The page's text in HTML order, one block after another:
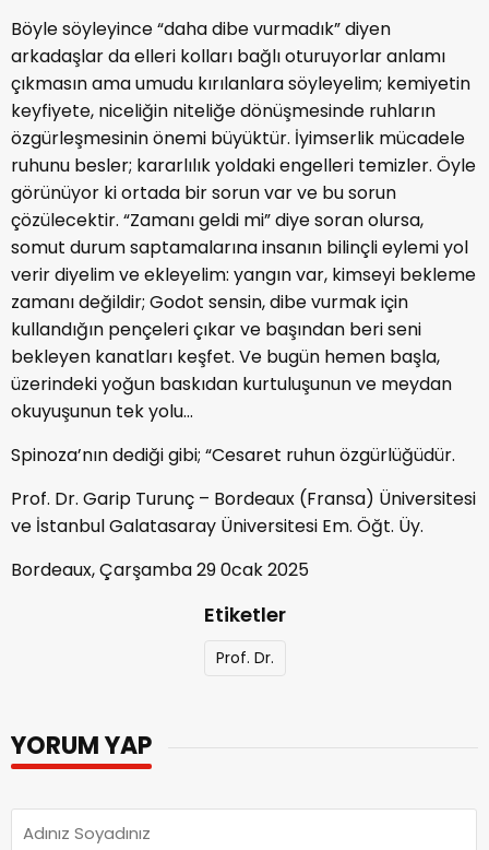
Böyle söyleyince “daha dibe vurmadık” diyen
arkadaşlar da elleri kolları bağlı oturuyorlar anlamı
çıkmasın ama umudu kırılanlara söyleyelim; kemiyetin
keyfiyete, niceliğin niteliğe dönüşmesinde ruhların
özgürleşmesinin önemi büyüktür. İyimserlik mücadele
ruhunu besler; kararlılık yoldaki engelleri temizler. Öyle
görünüyor ki ortada bir sorun var ve bu sorun
çözülecektir. “Zamanı geldi mi” diye soran olursa,
somut durum saptamalarına insanın bilinçli eylemi yol
verir diyelim ve ekleyelim: yangın var, kimseyi bekleme
zamanı değildir; Godot sensin, dibe vurmak için
kullandığın pençeleri çıkar ve başından beri seni
bekleyen kanatları keşfet. Ve bugün hemen başla,
üzerindeki yoğun baskıdan kurtuluşunun ve meydan
okuyuşunun tek yolu…
Spinoza’nın dediği gibi; “Cesaret ruhun özgürlüğüdür.
Prof. Dr. Garip Turunç – Bordeaux (Fransa) Üniversitesi
ve İstanbul Galatasaray Üniversitesi Em. Öğt. Üy.
Bordeaux, Çarşamba 29 0cak 2025
Etiketler
Prof. Dr.
YORUM YAP